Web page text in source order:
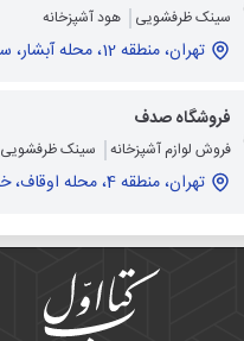
سینک ظرفشویی هود آشپزخانه
تهران، منطقه 12، محله آبشار، سه راه امین حضور
فروشگاه صدف
فروش لوازم آشپزخانه سینک ظرفشویی
تهران، منطقه 4، محله اوقاف، خیابان دلاوران